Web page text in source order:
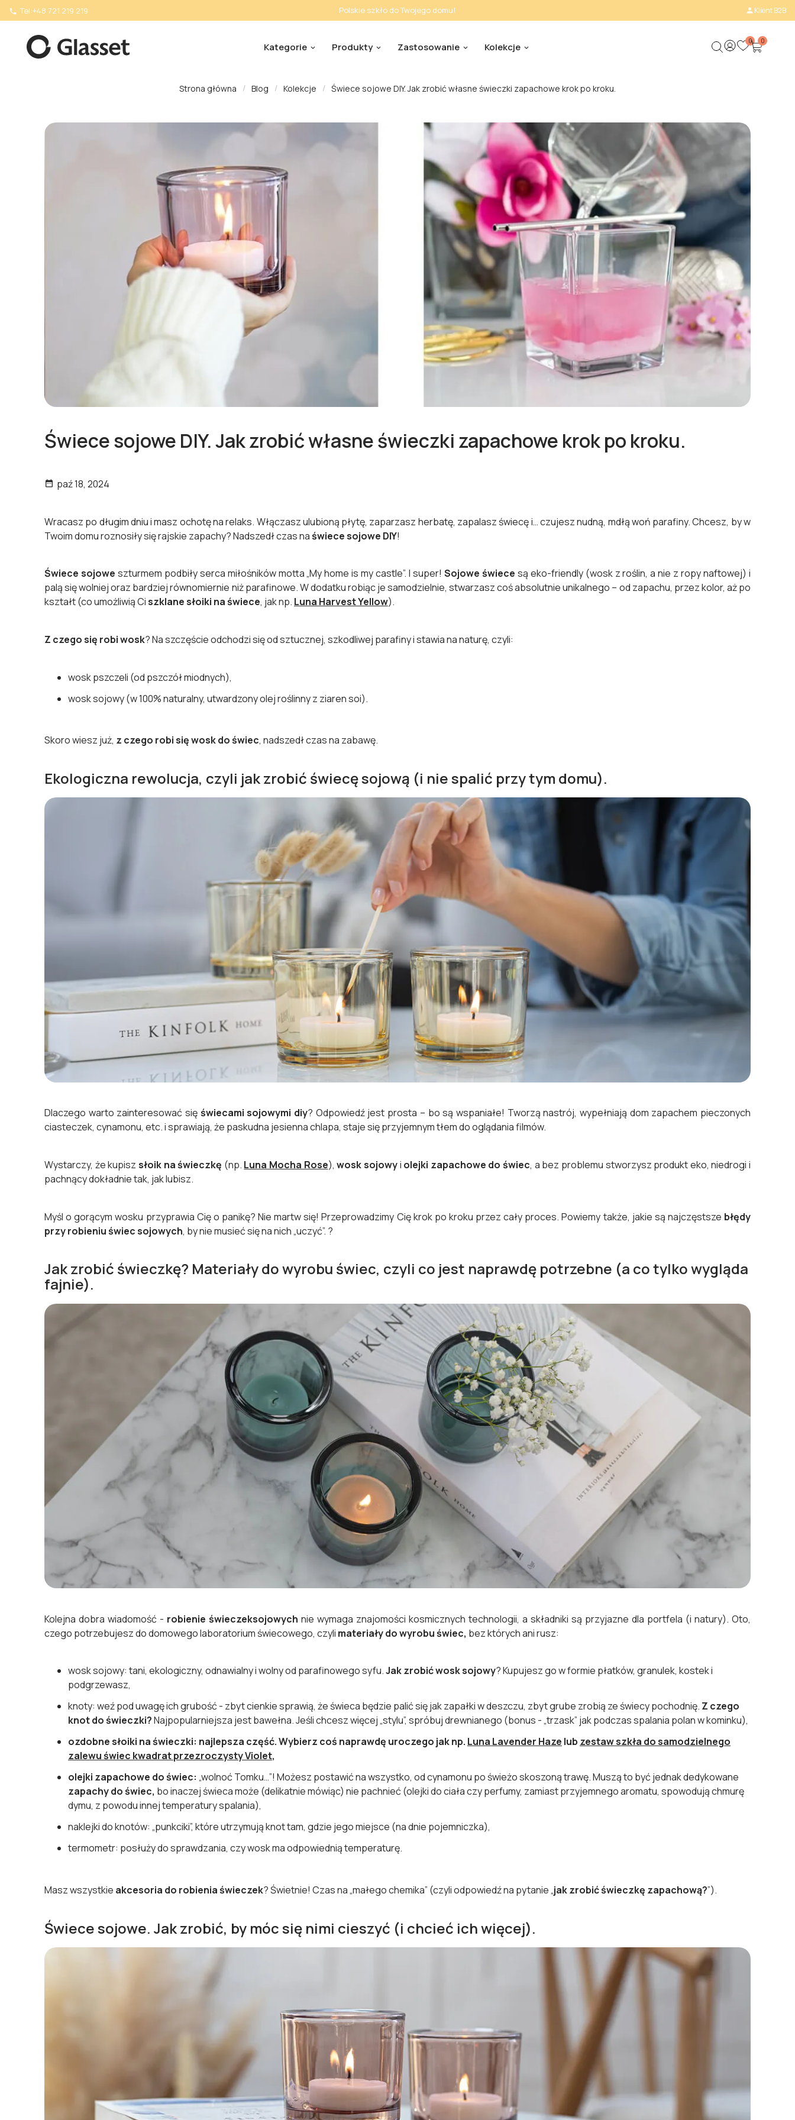
 Tel:+48 721 219 219 Polskie szkło do Twojego domu!  Klient B2B
Kategorie Produkty Zastosowanie Kolekcje
0 0
Strona główna Blog Kolekcje Świece sojowe DIY. Jak zrobić własne świeczki zapachowe krok po kroku.
Świece sojowe DIY. Jak zrobić własne świeczki zapachowe krok po kroku.
 paź 18, 2024
Wracasz po długim dniu i masz ochotę na relaks. Włączasz ulubioną płytę, zaparzasz herbatę, zapalasz świecę i… czujesz nudną, mdłą woń parafiny. Chcesz, by w
Twoim domu roznosiły się rajskie zapachy? Nadszedł czas naświece sojowe DIY!
Świece sojowe szturmem podbiły serca miłośników motta „My home is my castle”. I super! Sojowe świece są eko-friendly (wosk z roślin, a nie z ropy naftowej) i
palą się wolniej oraz bardziej równomiernie niż parafinowe. W dodatku robiąc je samodzielnie, stwarzasz coś absolutnie unikalnego – od zapachu, przez kolor, aż po
kształt (co umożliwią Ciszklane słoiki na świece, jak np. Luna Harvest Yellow).
Z czego się robi wosk? Na szczęście odchodzi się od sztucznej, szkodliwej parafiny i stawia na naturę, czyli:
wosk pszczeli (od pszczół miodnych),
wosk sojowy (w 100% naturalny, utwardzony olej roślinny z ziaren soi).
Skoro wiesz już, z czego robi się wosk do świec, nadszedł czas na zabawę.
Ekologiczna rewolucja, czyli jak zrobić świecę sojową (i nie spalić przy tym domu).
Dlaczego warto zainteresować się świecami sojowymi diy? Odpowiedź jest prosta – bo są wspaniałe! Tworzą nastrój, wypełniają dom zapachem pieczonych
ciasteczek, cynamonu, etc. i sprawiają, że paskudna jesienna chlapa, staje się przyjemnym tłem do oglądania filmów.
Wystarczy, że kupisz słoik na świeczkę (np. Luna Mocha Rose), wosk sojowyi olejki zapachowe do świec, a bez problemu stworzysz produkt eko, niedrogi i
pachnący dokładnie tak, jak lubisz.
Myśl o gorącym wosku przyprawia Cię o panikę? Nie martw się! Przeprowadzimy Cię krok po kroku przez cały proces. Powiemy także, jakie są najczęstsze błędy
przy robieniu świec sojowych, by nie musieć się na nich „uczyć”. ?
Jak zrobić świeczkę? Materiały do wyrobu świec, czyli co jest naprawdę potrzebne (a co tylko wygląda
fajnie).
Kolejna dobra wiadomość - robienie świeczeksojowych nie wymaga znajomości kosmicznych technologii, a składniki są przyjazne dla portfela (i natury). Oto,
czego potrzebujesz do domowego laboratorium świecowego, czyli materiały do wyrobu świec, bez których ani rusz:
wosk sojowy: tani, ekologiczny, odnawialny i wolny od parafinowego syfu.Jak zrobić wosk sojowy? Kupujesz go w formie płatków, granulek, kostek i
podgrzewasz,
knoty: weź pod uwagę ich grubość - zbyt cienkie sprawią, że świeca będzie palić się jak zapałki w deszczu, zbyt grube zrobią ze świecy pochodnię. Z czego
knot do świeczki?Najpopularniejsza jest bawełna. Jeśli chcesz więcej „stylu”, spróbuj drewnianego (bonus - „trzask” jak podczas spalania polan w kominku),
ozdobne słoiki na świeczki: najlepsza część. Wybierz coś naprawdę uroczego jak np. Luna Lavender Haze lub zestaw szkła do samodzielnego
zalewu świec kwadrat przezroczysty Violet,
olejki zapachowe do świec: „wolnoć Tomku…”! Możesz postawić na wszystko, od cynamonu po świeżo skoszoną trawę. Muszą to być jednak dedykowane
zapachy do świec, bo inaczej świeca może (delikatnie mówiąc) nie pachnieć (olejki do ciała czy perfumy, zamiast przyjemnego aromatu, spowodują chmurę
dymu, z powodu innej temperatury spalania),
naklejki do knotów: „punkciki”, które utrzymują knot tam, gdzie jego miejsce (na dnie pojemniczka),
termometr: posłuży do sprawdzania, czy wosk ma odpowiednią temperaturę.
Masz wszystkie akcesoria do robienia świeczek? Świetnie! Czas na „małego chemika” (czyli odpowiedź na pytanie „jak zrobić świeczkę zapachową?”).
Świece sojowe. Jak zrobić, by móc się nimi cieszyć (i chcieć ich więcej).